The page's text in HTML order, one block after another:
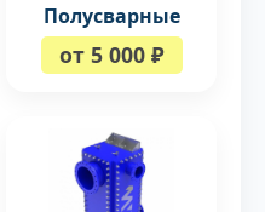
Полусварные
от 5 000 ₽